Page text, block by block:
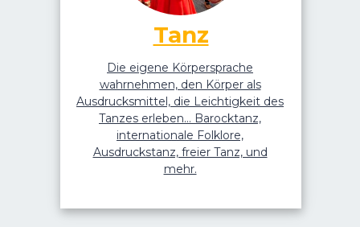
Die eigene Körpersprache
wahrnehmen, den Körper als
Ausdrucksmittel, die Leichtigkeit des
Tanzes erleben… Barocktanz,
internationale Folklore,
Ausdruckstanz, freier Tanz, und
mehr.
Tanz